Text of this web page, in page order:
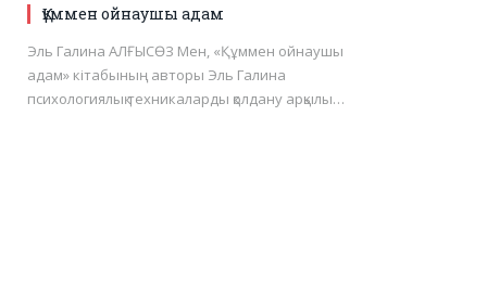
Құммен ойнаушы адам
Эль Галина АЛҒЫСӨЗ Мен, «Құммен ойнаушы
адам» кітабының авторы Эль Галина
психологиялық техникаларды қолдану арқылы…